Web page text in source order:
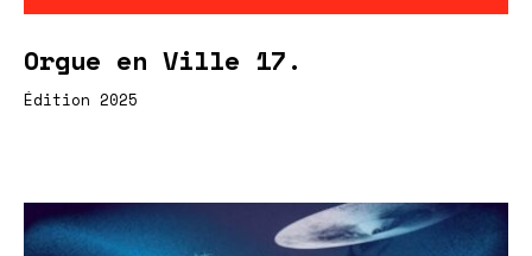
Orgue en Ville 17.
Édition 2025